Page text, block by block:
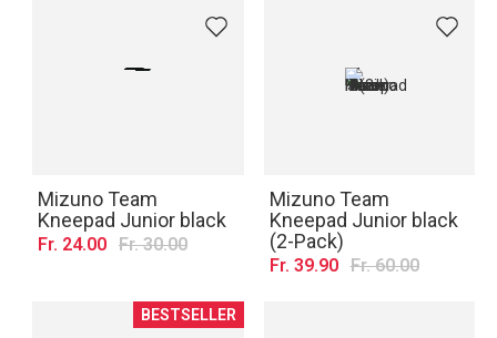
Mizuno Team
Kneepad Junior black
Fr. 24.00 Fr. 30.00
Mizuno Team
Kneepad Junior black
(2-Pack)
Fr. 39.90 Fr. 60.00
BESTSELLER